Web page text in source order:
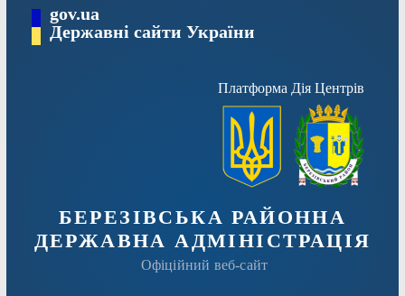
Перейтиgov.ua
Державні сайти України
Платформа Дія Центрів
БЕРЕЗІВСЬКА РАЙОННА
ДЕРЖАВНА АДМІНІСТРАЦІЯ
Офіційний веб-сайт